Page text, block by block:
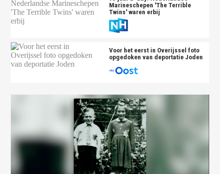
Marineschepen 'The Terrible
Twins' waren erbij
Voor het eerst in Overijssel foto
opgedoken van deportatie Joden